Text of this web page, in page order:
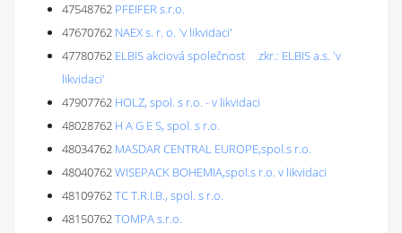
47548762 PFEIFER s.r.o.
47670762 NAEX s. r. o. 'v likvidaci'
47780762 ELBIS akciová společnost zkr.: ELBIS a.s. 'v
likvidaci'
47907762 HOLZ, spol. s r.o. - v likvidaci
48028762 H A G E S, spol. s r.o.
48034762 MASDAR CENTRAL EUROPE,spol.s r.o.
48040762WISEPACK BOHEMIA,spol.s r.o. v likvidaci
48109762TC T.R.I.B., spol. s r.o.
48150762TOMPA s.r.o.